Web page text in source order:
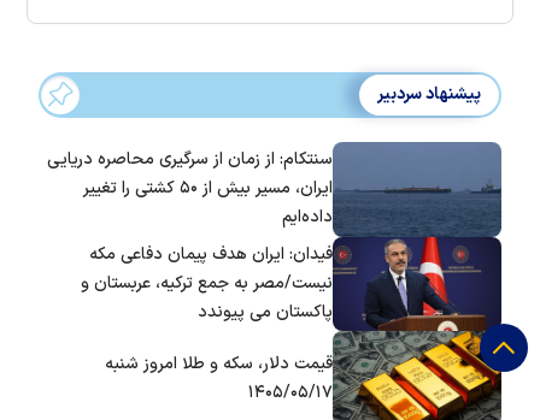
پیشنهاد سردبیر
سنتکام: از زمان از سرگیری محاصره دریایی
ایران، مسیر بیش از ۵۰ کشتی را تغییر
داده‌ایم
فیدان: ایران هدف پیمان دفاعی مکه
نیست/مصر به جمع ترکیه، عربستان و
پاکستان می پیوندد
قیمت دلار، سکه و طلا امروز شنبه
۱۴۰۵/۰۵/۱۷